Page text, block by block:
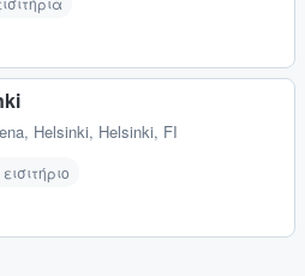
, Helsinki, Helsinki, FI